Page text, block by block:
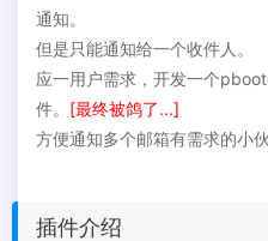
通知。
但是只能通知给一个收件人。
应一用户需求，开发一个
件。 [最终被鸽了...]
方便通知多个邮箱有需求的小伙
插件介绍